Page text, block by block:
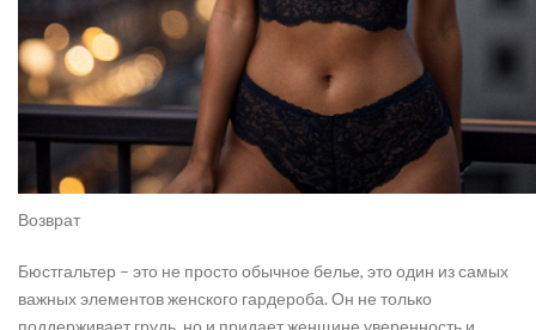
Возврат
Бюстгальтер – это не просто обычное белье, это один из самых
важных элементов женского гардероба. Он не только
поддерживает грудь, но и придает женщине уверенность и